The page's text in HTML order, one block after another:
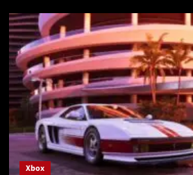
Diablo
4
:
La
Saison
de
l’Éveil
de
la
Mort
arrive
bientôt
Xbox